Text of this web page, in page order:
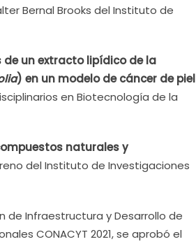
Bernal Brooks del Instituto de
un extracto lipídico de la
) en un modelo de cáncer de piel
en Biotecnología de la
naturales y
del Instituto de Investigaciones
de Infraestructura y Desarrollo de
CONACYT 2021, se aprobó el